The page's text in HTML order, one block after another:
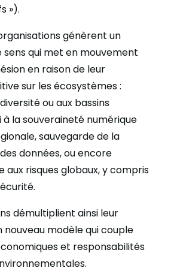
»).
génèrent un
qui met en mouvement
en raison de leur
sur les écosystèmes :
ou aux bassins
à la souveraineté numérique
sauvegarde de la
données, ou encore
risques globaux, y compris
démultiplient ainsi leur
nouveau modèle qui couple
et responsabilités